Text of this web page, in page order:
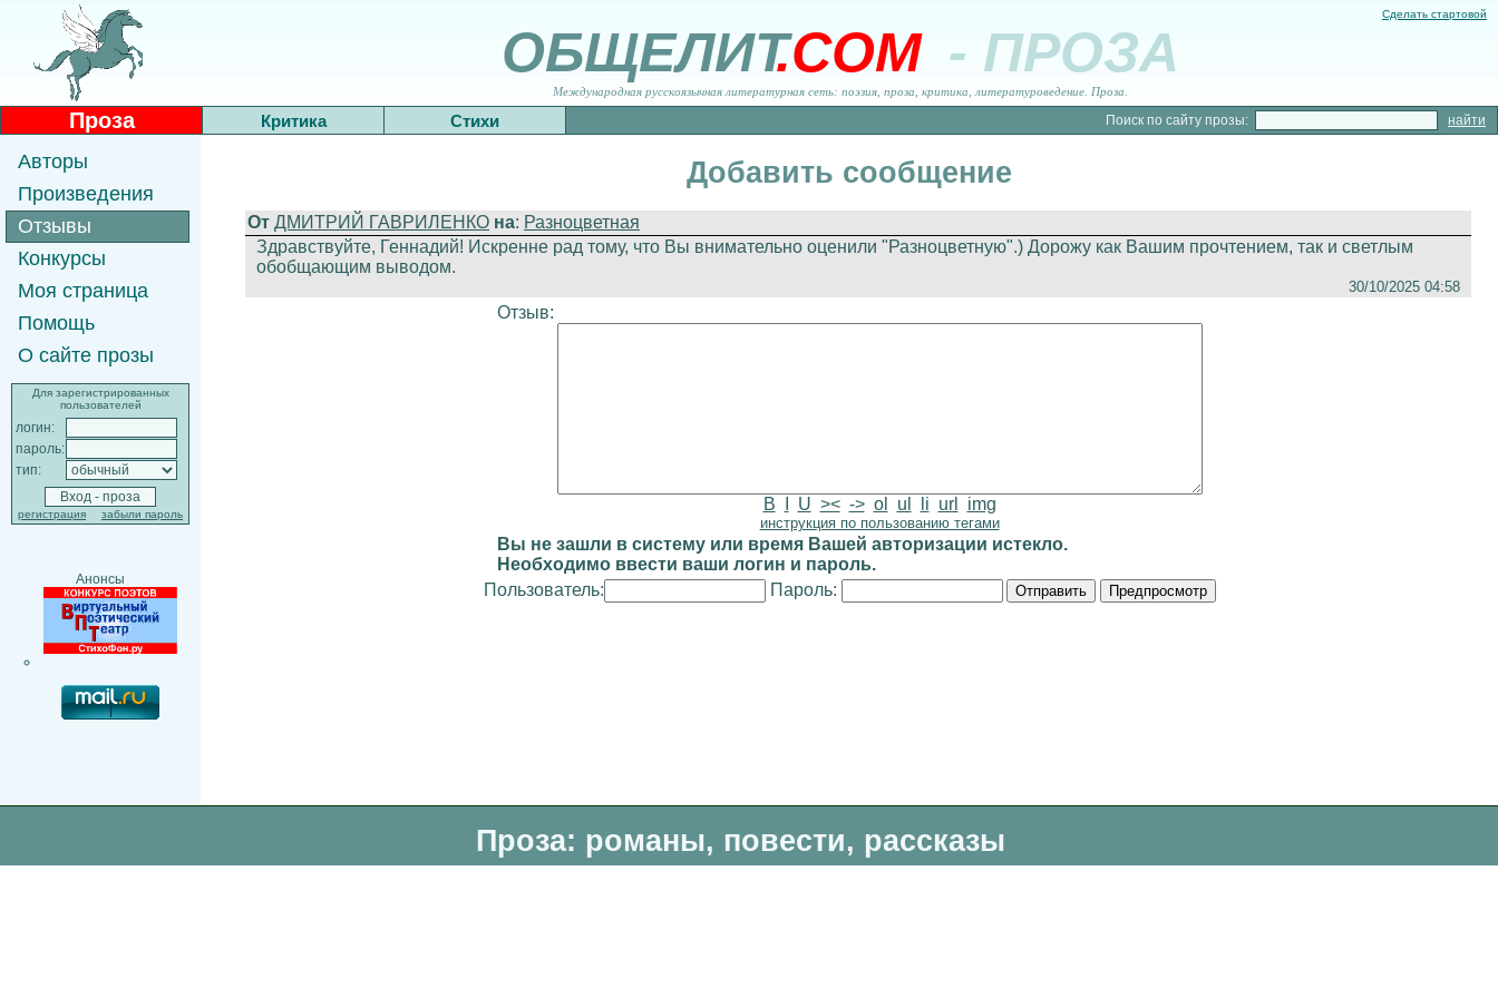
Сделать стартовой
ОБЩЕЛИТ.COM - ПРОЗА
Международная русскоязычная литературная сеть: поэзия, проза, критика, литературоведение. Проза.
Проза Критика Стихи Поиск по сайту прозы:
Авторы
Произведения
Отзывы
Конкурсы
Моя страница
Помощь
О сайте прозы
Для зарегистрированных
пользователей
логин:
пароль:
тип:
регистрация забыли пароль
Анонсы
Добавить сообщение
От ДМИТРИЙ ГАВРИЛЕНКО на: Разноцветная
Здравствуйте, Геннадий! Искренне рад тому, что Вы внимательно оценили "Разноцветную".) Дорожу как Вашим прочтением, так и светлым
обобщающим выводом.
30/10/2025 04:58
Отзыв:
B U >< -> ol ul li url img
инструкция по пользованию тегами
Вы не зашли в систему или время Вашей авторизации истекло.
Необходимо ввести ваши логин и пароль.
Пользователь:
Пароль:
Проза: романы, повести, рассказы